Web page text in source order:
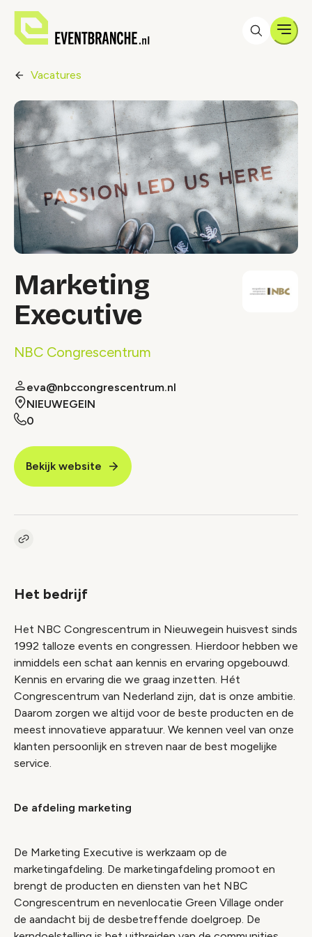
Vacatures
Marketing
Executive
NBC Congrescentrum
eva@nbccongrescentrum.nl
NIEUWEGEIN
0
Bekijk website
Kopieer link naar vacature
Het bedrijf
Het NBC Congrescentrum in Nieuwegein huisvest sinds
1992 talloze events en congressen. Hierdoor hebben we
inmiddels een schat aan kennis en ervaring opgebouwd.
Kennis en ervaring die we graag inzetten. Hét
Congrescentrum van Nederland zijn, dat is onze ambitie.
Daarom zorgen we altijd voor de beste producten en de
meest innovatieve apparatuur. We kennen veel van onze
klanten persoonlijk en streven naar de best mogelijke
service.
De afdeling marketing
De Marketing Executive is werkzaam op de
marketingafdeling. De marketingafdeling promoot en
brengt de producten en diensten van het NBC
Congrescentrum en nevenlocatie Green Village onder
de aandacht bij de desbetreffende doelgroep. De